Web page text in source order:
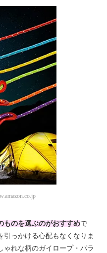
ものを選ぶのがおすすめで
っかける心配もなくなりま
ゃれな柄のガイロープ・パラ